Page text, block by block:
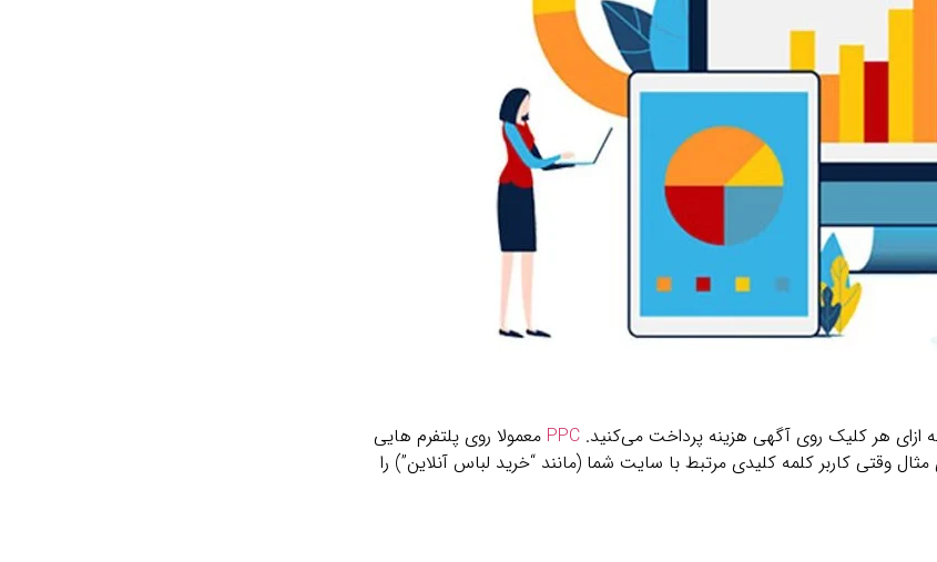
ازای هر کلیک روی آگهی هزینه پرداخت می‌کنید.PPC معمولا روی پلتفرم ‌هایی
وقتی کاربر کلمه کلیدی مرتبط با سایت شما (مانند “خرید لباس آنلاین”) را